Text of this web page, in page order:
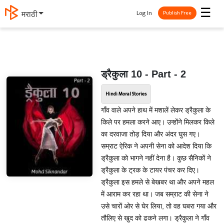
मराठी ☰
Log In Publish Free
ड्रैकुला 10 - Part - 2
Hindi Moral Stories
गाँव वाले अपने हाथ में मशालें लेकर ड्रैकुला के
किले पर हमला करने आए। उन्होंने मिलकर किले
का दरवाजा तोड़ दिया और अंदर घुस गए।
सम्राट ऐरिक ने अपनी सेना को आदेश दिया कि
ड्रैकुला को भागने नहीं देना है। कुछ सैनिकों ने
ड्रैकुला के ट्रक के टायर पंचर कर दिए।
ड्रैकुला इस हमले से बेखबर था और अपने महल
में आराम कर रहा था। जब सम्राट की सेना ने
उसे चारों ओर से घेर लिया, तो वह घबरा गया और
तौलिए से खुद को ढकने लगा। ड्रैकुला ने गाँव